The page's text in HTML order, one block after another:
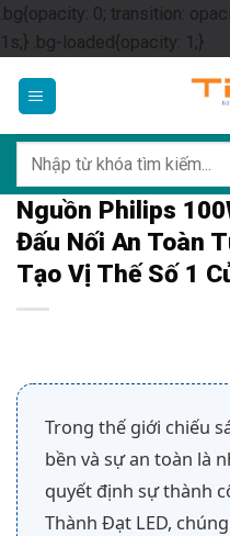
.bg{opacity: 0; transition:
1s;} .bg-loaded{opacity: 1;}Skip
kiếm:
Nguồn Philips
Đấu Nối An Toàn
Tạo Vị Thế Số 1
Trong thế giới chiếu
bền và sự an toàn là
quyết định sự thành
Thành Đạt LED,